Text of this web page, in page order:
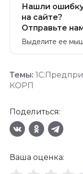
Нашли
на сайте?
Отправьте
Выделите ее
Темы:
КОРП
Поделиться:
Ваша оценка: